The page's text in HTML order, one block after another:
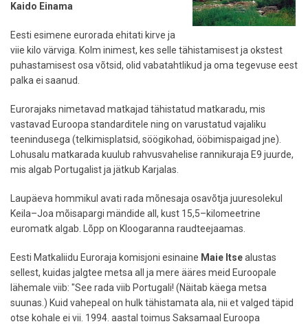
Kaido Einama
Eesti esimene eurorada ehitati kirve ja
viie kilo värviga. Kolm inimest, kes selle tähistamisest ja okstest
puhastamisest osa võtsid, olid vabatahtlikud ja oma tegevuse eest
palka ei saanud.
Eurorajaks nimetavad matkajad tähistatud matkaradu, mis
vastavad Euroopa standarditele ning on varustatud vajaliku
teenindusega (telkimisplatsid, söögikohad, ööbimispaigad jne).
Lohusalu matkarada kuulub rahvusvahelise rannikuraja E9 juurde,
mis algab Portugalist ja jätkub Karjalas.
Laupäeva hommikul avati rada mõnesaja osavõtja juuresolekul
Keila–Joa mõisapargi mändide all, kust 15,5–kilomeetrine
euromatk algab. Lõpp on Kloogaranna raudteejaamas.
Eesti Matkaliidu Euroraja komisjoni esinaine Maie Itsealustas
sellest, kuidas jalgtee metsa all ja mere ääres meid Euroopale
lähemale viib: "See rada viib Portugali! (Näitab käega metsa
suunas.) Kuid vahepeal on hulk tähistamata ala, nii et valged täpid
otse kohale ei vii. 1994. aastal toimus Saksamaal Euroopa